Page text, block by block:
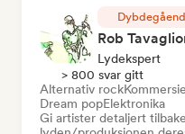
Rob
Lydekspert
> 800 svar gitt
Alternativ rock
Dream popElektronika
Gi artister detaljert